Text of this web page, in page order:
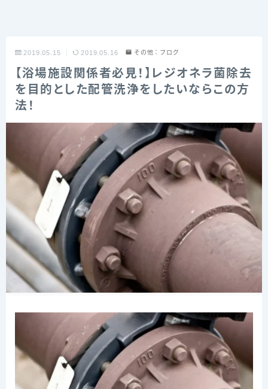
2019.05.15 2019.05.16 その他：ブログ
【浴場施設関係者必見！】レジオネラ菌除去
を目的とした配管洗浄をしたいならこの方
法！